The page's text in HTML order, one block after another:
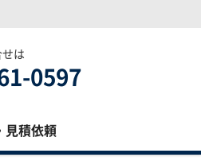
は
0597
見積依頼